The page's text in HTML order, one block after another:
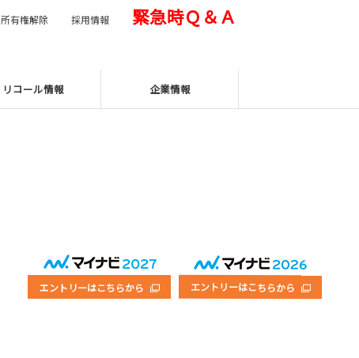
リコール情報 企業情報
所有権解除 採用情報 緊急時Ｑ＆Ａ
エントリーはこちらから
エントリーはこちらから